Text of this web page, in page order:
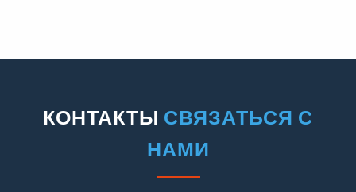
КОНТАКТЫ СВЯЗАТЬСЯ С
НАМИ